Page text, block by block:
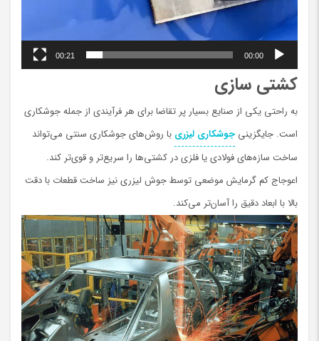
00:00
00:21
کشتی سازی
به راحتی یکی از صنایع بسیار پر تقاضا برای هر فرآیندی از جمله جوشکاری
است. جایگزینی جوشکاری لیزری با روش‌های جوشکاری سنتی می‌تواند
ساخت سازه‌های فولادی یا فلزی در کشتی‌ها را سریع‌تر و قوی‌تر کند.
اعوجاج کم گرمایش موضعی توسط جوش لیزری نیز ساخت قطعات با دقت
بالا با ابعاد دقیق را آسان‌تر می‌کند.